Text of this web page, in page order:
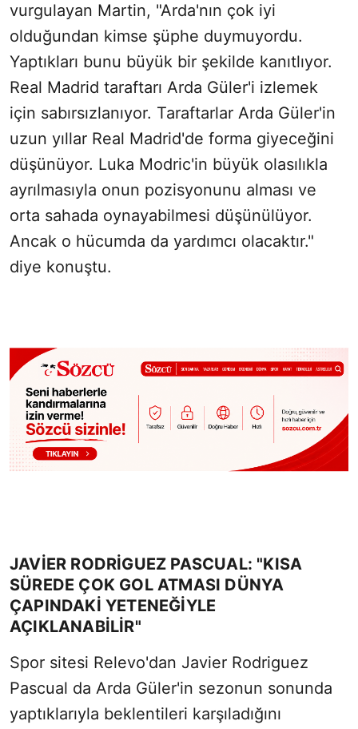
vurgulayan Martin, "Arda'nın çok iyi
olduğundan kimse şüphe duymuyordu.
Yaptıkları bunu büyük bir şekilde kanıtlıyor.
Real Madrid taraftarı Arda Güler'i izlemek
için sabırsızlanıyor. Taraftarlar Arda Güler'in
uzun yıllar Real Madrid'de forma giyeceğini
düşünüyor. Luka Modric'in büyük olasılıkla
ayrılmasıyla onun pozisyonunu alması ve
orta sahada oynayabilmesi düşünülüyor.
Ancak o hücumda da yardımcı olacaktır."
diye konuştu.
JAVIER RODRIGUEZ PASCUAL: "KISA
SÜREDE ÇOK GOL ATMASI DÜNYA
ÇAPINDAKI YETENEĞIYLE
AÇIKLANABILIR"
Spor sitesi Relevo'dan Javier Rodriguez
Pascual da Arda Güler'in sezonun sonunda
yaptıklarıyla beklentileri karşıladığını